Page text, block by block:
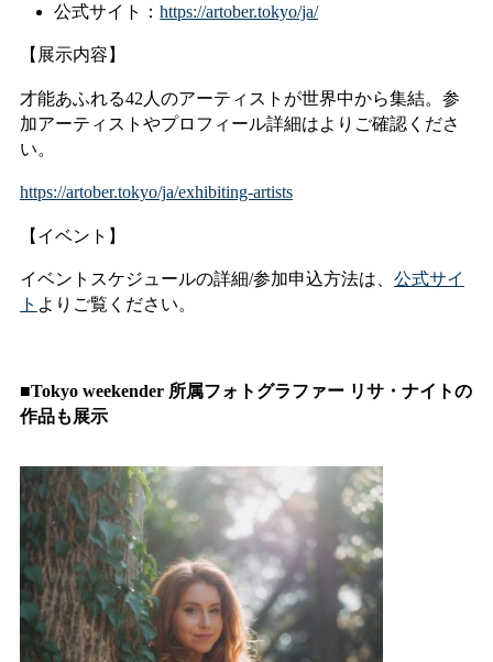
公式サイト：https://artober.tokyo/ja/
【展示内容】
才能あふれる42人のアーティストが世界中から集結。参
加アーティストやプロフィール詳細はよりご確認くださ
い。
https://artober.tokyo/ja/exhibiting-artists
【イベント】
イベントスケジュールの詳細/参加申込方法は、 公式サイ
ト よりご覧ください。
■Tokyo weekender 所属フォトグラファー リサ・ナイトの
作品も展示